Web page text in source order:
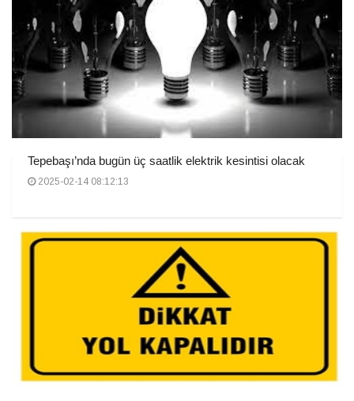
Tepebaşı’nda bugün üç saatlik elektrik kesintisi olacak
2025-02-14 08:12:13